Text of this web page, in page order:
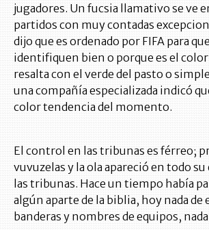
jugadores. Un fucsia llamativo se ve
partidos con muy contadas
dijo que es ordenado por FIFA para
identifiquen bien o porque es el
resalta con el verde del pasto o
una compañía especializada indicó
color tendencia del momento.
El control en las tribunas es férreo;
vuvuzelas y la ola apareció en todo
las tribunas. Hace un tiempo había
algún aparte de la biblia, hoy nada de
banderas y nombres de equipos,